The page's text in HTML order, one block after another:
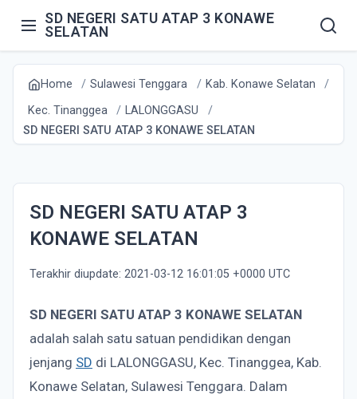
SD NEGERI SATU ATAP 3 KONAWE
SELATAN
Home Sulawesi Tenggara
Kab. Konawe Selatan
Kec. Tinanggea
LALONGGASU
SD NEGERI SATU ATAP 3 KONAWE SELATAN
SD NEGERI SATU ATAP 3
KONAWE SELATAN
Terakhir diupdate: 2021-03-12 16:01:05 +0000 UTC
SD NEGERI SATU ATAP 3 KONAWE SELATAN
adalah salah satu satuan pendidikan dengan
jenjang SD di LALONGGASU, Kec. Tinanggea, Kab.
Konawe Selatan, Sulawesi Tenggara. Dalam